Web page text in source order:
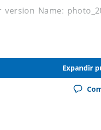
refiere Bill Gates
hoy en día todo el
Expandir